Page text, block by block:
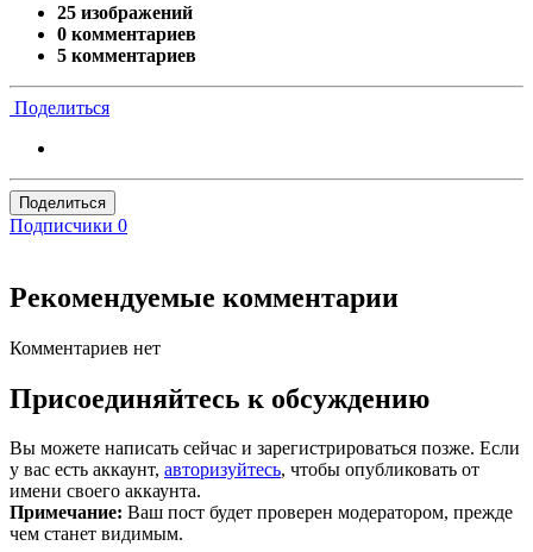
25 изображений
0 комментариев
5 комментариев
Поделиться
Поделиться
Подписчики 0
Рекомендуемые комментарии
Комментариев нет
Присоединяйтесь к обсуждению
Вы можете написать сейчас и зарегистрироваться позже. Если
у вас есть аккаунт, авторизуйтесь, чтобы опубликовать от
имени своего аккаунта.
Примечание: Ваш пост будет проверен модератором, прежде
чем станет видимым.